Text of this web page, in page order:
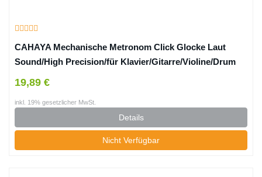
CAHAYA Mechanische Metronom Click Glocke Laut
Sound/High Precision/für Klavier/Gitarre/Violine/Drum
19,89 €
inkl. 19% gesetzlicher MwSt.
Details
Nicht Verfügbar